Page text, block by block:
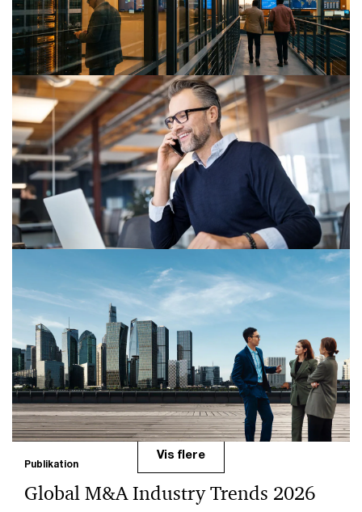
fortsætter i Q2 2026.
Publikation
Nordic IPO Watch H1 2026
PwC Nordic IPO Watch er en analyse af markedet for
børsnoteringer i Danmark, Finland, Island, Norge og
Sverige.
Publikation
Børshåndbogen 2026
Få overblik over relevante regler og processer før,
under og efter børsnotering af aktier. Download hele
håndbogen her.
Publikation
Global M&A Industry Trends 2026
Vis flere